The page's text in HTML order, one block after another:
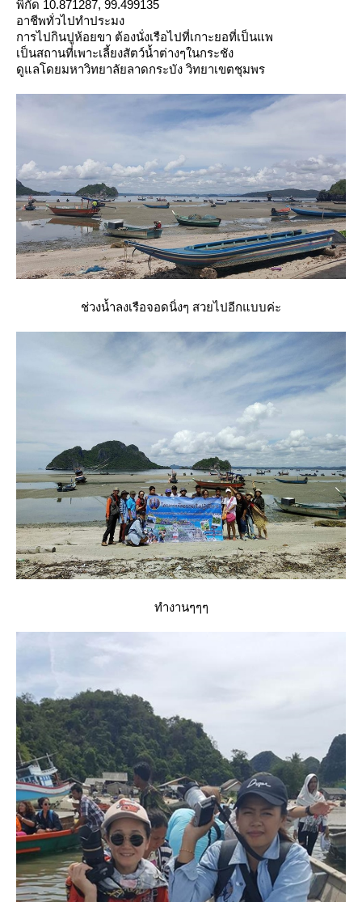
พิกัด 10.871287, 99.499135
อาชีพทั่วไปทำประมง
การไปกินปูห้อยขา ต้องนั่งเรือไปที่เกาะยอที่เป็นแพ
เป็นสถานที่เพาะเลี้ยงสัตว์น้ำต่างๆในกระชัง
ดูแลโดยมหาวิทยาลัยลาดกระบัง วิทยาเขตชุมพร
ช่วงน้ำลงเรือจอดนิ่งๆ สวยไปอีกแบบค่ะ
ทำงานๆๆๆ